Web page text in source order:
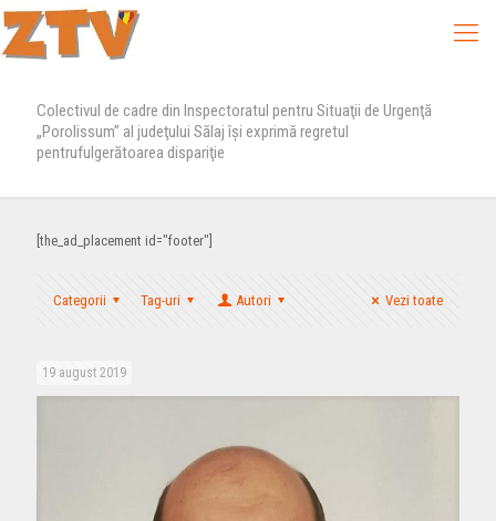
Colectivul de cadre din Inspectoratul pentru Situaţii de Urgenţă
„Porolissum” al judeţului Sălaj îşi exprimă regretul
pentrufulgerătoarea dispariţie
[the_ad_placement id="footer"]
Categorii Tag-uri Autori Vezi toate
19 august 2019